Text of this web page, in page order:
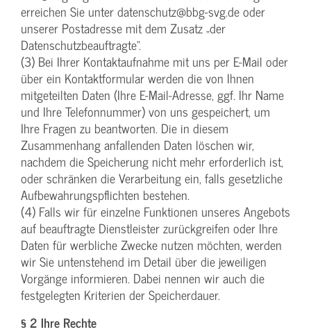
erreichen Sie unter datenschutz@bbg-svg.de oder
unserer Postadresse mit dem Zusatz „der
Datenschutzbeauftragte“.
(3) Bei Ihrer Kontaktaufnahme mit uns per E-Mail oder
über ein Kontaktformular werden die von Ihnen
mitgeteilten Daten (Ihre E-Mail-Adresse, ggf. Ihr Name
und Ihre Telefonnummer) von uns gespeichert, um
Ihre Fragen zu beantworten. Die in diesem
Zusammenhang anfallenden Daten löschen wir,
nachdem die Speicherung nicht mehr erforderlich ist,
oder schränken die Verarbeitung ein, falls gesetzliche
Aufbewahrungspflichten bestehen.
(4) Falls wir für einzelne Funktionen unseres Angebots
auf beauftragte Dienstleister zurückgreifen oder Ihre
Daten für werbliche Zwecke nutzen möchten, werden
wir Sie untenstehend im Detail über die jeweiligen
Vorgänge informieren. Dabei nennen wir auch die
festgelegten Kriterien der Speicherdauer.
§ 2 Ihre Rechte